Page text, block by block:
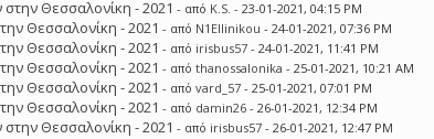
Θεσσαλονίκη - 2021 - από K.S. - 23-01-2021, 04:15 PM
Θεσσαλονίκη - 2021 - από N1Ellinikou - 24-01-2021, 07:36 PM
Θεσσαλονίκη - 2021 - από irisbus57 - 24-01-2021, 11:41 PM
Θεσσαλονίκη - 2021 - απόthanossalonika - 25-01-2021, 10:21 AM
Θεσσαλονίκη - 2021 - απόvard_57 - 25-01-2021, 07:01 PM
Θεσσαλονίκη - 2021 - από damin26 - 26-01-2021, 12:34 PM
Θεσσαλονίκη - 2021 - από irisbus57 - 26-01-2021, 12:47 PM